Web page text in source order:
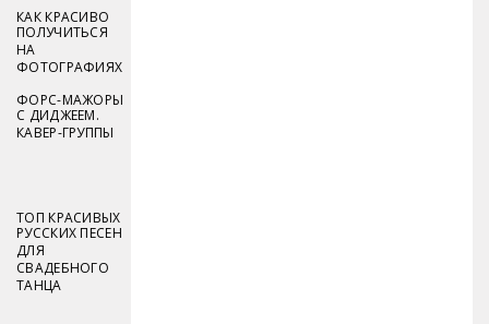
КАК КРАСИВО
ПОЛУЧИТЬСЯ
НА
ФОТОГРАФИЯХ
ФОРС-МАЖОРЫ
С ДИДЖЕЕМ.
КАВЕР-ГРУППЫ
ТОП КРАСИВЫХ
РУССКИХ ПЕСЕН
ДЛЯ
СВАДЕБНОГО
ТАНЦА